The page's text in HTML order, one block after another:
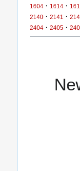
1604 · 1614 ·
2140 · 2141 ·
2404 · 2405 ·